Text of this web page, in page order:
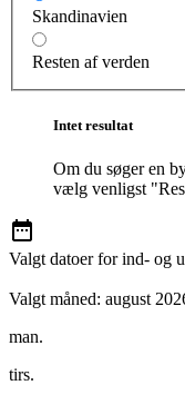
Skandinavien
Resten af verden
Intet resultat
Om du søger en
vælg venligst
Valgt datoer for ind- og
Valgt måned: august
man.
tirs.